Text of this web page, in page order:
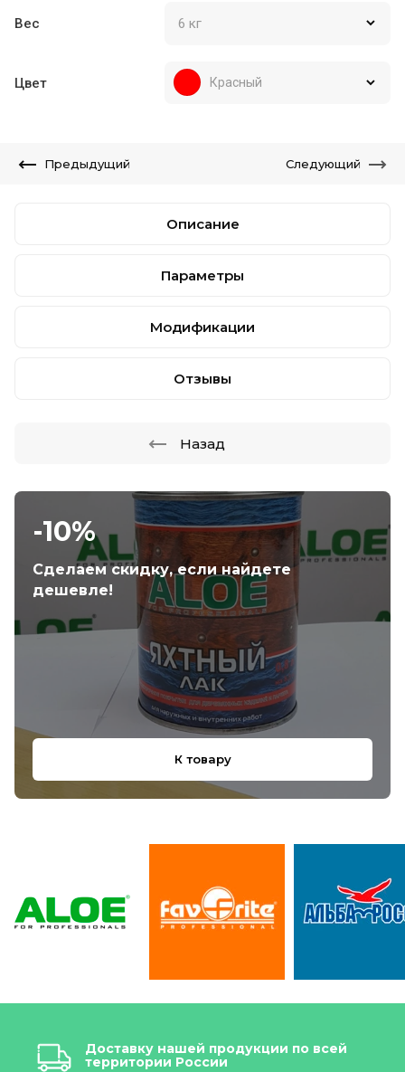
-10%
Сделаем скидку, если найдете
дешевле!
К товару
Вес
Цвет Красный
Предыдущий Следующий
Описание
Параметры
Модификации
Отзывы
Назад
Доставку нашей продукции по всей
территории России